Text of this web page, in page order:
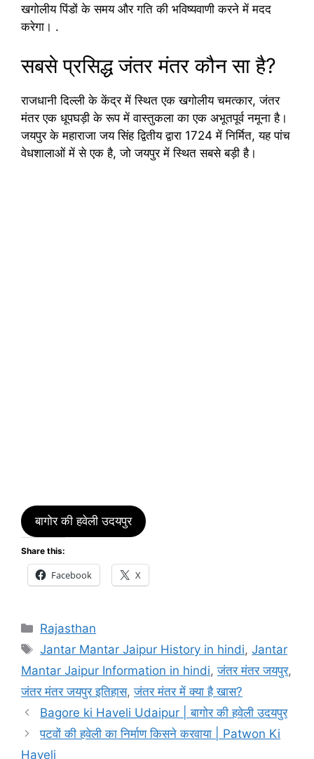
खगोलीय पिंडों के समय और गति की भविष्यवाणी करने में मदद
करेगा। .
सबसे प्रसिद्ध जंतर मंतर कौन सा है?
राजधानी दिल्ली के केंद्र में स्थित एक खगोलीय चमत्कार, जंतर
मंतर एक धूपघड़ी के रूप में वास्तुकला का एक अभूतपूर्व नमूना है।
जयपुर के महाराजा जय सिंह द्वितीय द्वारा 1724 में निर्मित, यह पांच
वेधशालाओं में से एक है, जो जयपुर में स्थित सबसे बड़ी है।
बागोर की हवेली उदयपुर
Share this:
Facebook X
Categories
Rajasthan
Tags
Jantar Mantar Jaipur History in hindi,Jantar
Mantar Jaipur Information in hindi,जंतर मंतर जयपुर,
जंतर मंतर जयपुर इतिहास,जंतर मंतर में क्या है खास?
Bagore ki Haveli Udaipur | बागोर की हवेली उदयपुर
पटवों की हवेली का निर्माण किसने करवाया | Patwon Ki
Haveli